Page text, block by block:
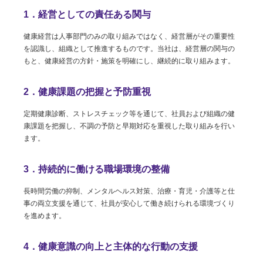
1．経営としての責任ある関与
健康経営は人事部門のみの取り組みではなく、経営層がその重要性
を認識し、組織として推進するものです。当社は、経営層の関与の
もと、健康経営の方針・施策を明確にし、継続的に取り組みます。
2．健康課題の把握と予防重視
定期健康診断、ストレスチェック等を通じて、社員および組織の健
康課題を把握し、不調の予防と早期対応を重視した取り組みを行い
ます。
3．持続的に働ける職場環境の整備
長時間労働の抑制、メンタルヘルス対策、治療・育児・介護等と仕
事の両立支援を通じて、社員が安心して働き続けられる環境づくり
を進めます。
4．健康意識の向上と主体的な行動の支援